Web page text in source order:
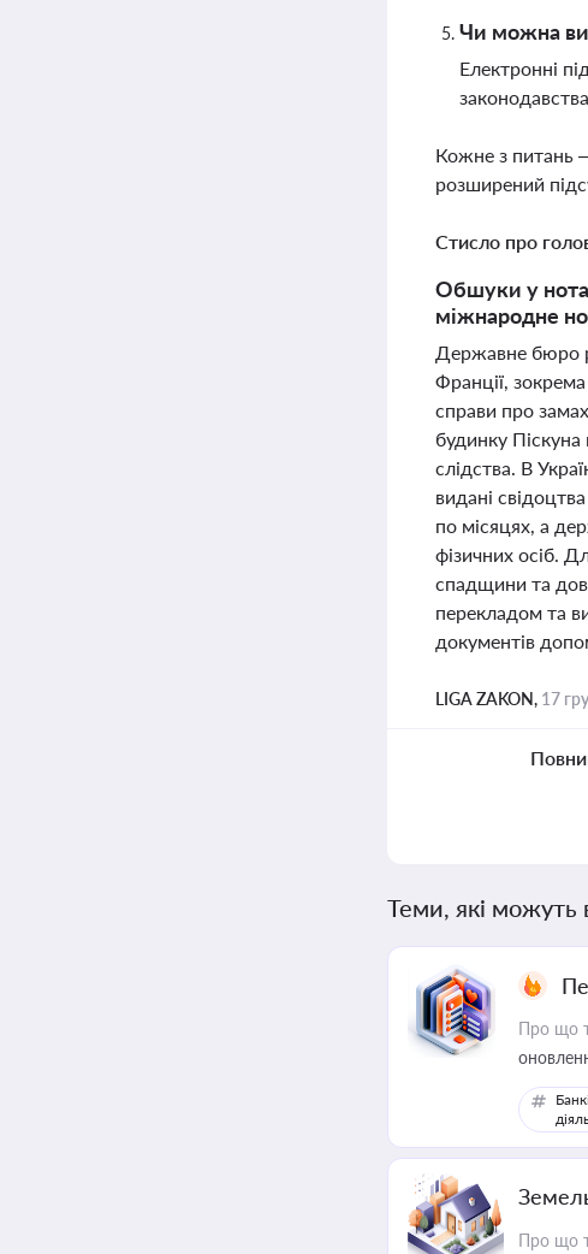
Чи можна
Електронні
Кожне з питань
розширений
Стисло про
Обшуки у
міжнародне
Державне бюро
Франції,
справи про
будинку
слідства. В
видані
по місяцях, а
фізичних осіб.
спадщини та
перекладом та
документів
LIGA ZAKON, 17
Теми, які можуть
Про що
Про що